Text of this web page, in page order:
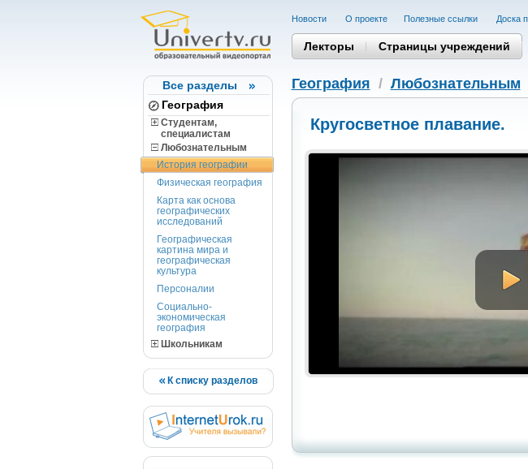
Все разделы
География
Студентам,
cпециалистам
Любознательным
История географии
Физическая география
Карта как основа
географических
исследований
Географическая
картина мира и
географическая
культура
Персоналии
Социально-
экономическая
география
Школьникам
К списку разделов
Новости О проекте Полезные cсылки Доска
Лекторы Страницы учреждений
География / Любознательным
Кругосветное плавание.